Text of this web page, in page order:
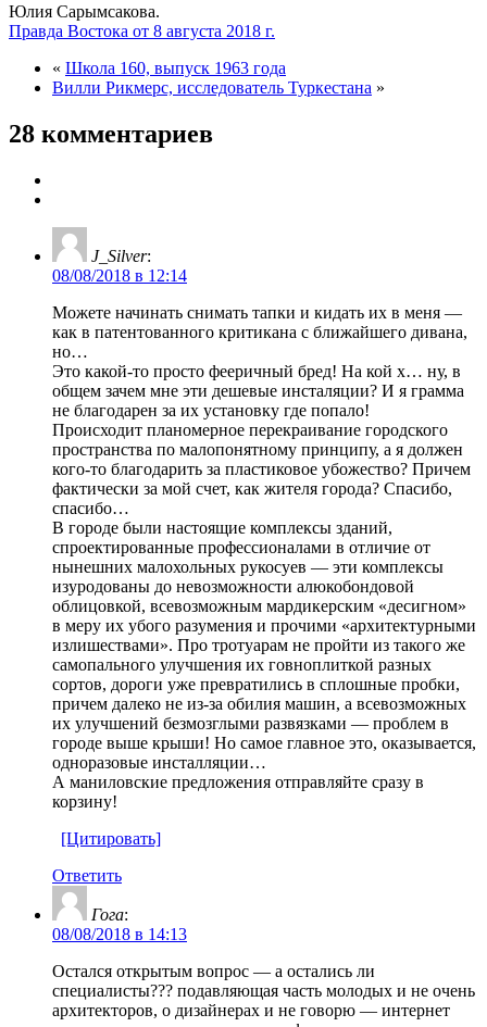
Юлия Сарымсакова.
Правда Востока от 8 августа 2018 г.
« Школа 160, выпуск 1963 года
Вилли Рикмерс, исследователь Туркестана »
28 комментариев
J_Silver:
08/08/2018 в 12:14
Можете начинать снимать тапки и кидать их в меня —
как в патентованного критикана с ближайшего дивана,
но…
Это какой-то просто фееричный бред! На кой х… ну, в
общем зачем мне эти дешевые инсталяции? И я грамма
не благодарен за их установку где попало!
Происходит планомерное перекраивание городского
пространства по малопонятному принципу, а я должен
кого-то благодарить за пластиковое убожество? Причем
фактически за мой счет, как жителя города? Спасибо,
спасибо…
В городе были настоящие комплексы зданий,
спроектированные профессионалами в отличие от
нынешних малохольных рукосуев — эти комплексы
изуродованы до невозможности алюкобондовой
облицовкой, всевозможным мардикерским «десигном»
в меру их убого разумения и прочими «архитектурными
излишествами». Про тротуарам не пройти из такого же
самопального улучшения их говноплиткой разных
сортов, дороги уже превратились в сплошные пробки,
причем далеко не из-за обилия машин, а всевозможных
их улучшений безмозглыми развязками — проблем в
городе выше крыши! Но самое главное это, оказывается,
одноразовые инсталляции…
А маниловские предложения отправляйте сразу в
корзину!
[Цитировать]
Ответить
Гога:
08/08/2018 в 14:13
Остался открытым вопрос — а остались ли
специалисты??? подавляющая часть молодых и не очень
архитекторов, о дизайнерах и не говорю — интернет